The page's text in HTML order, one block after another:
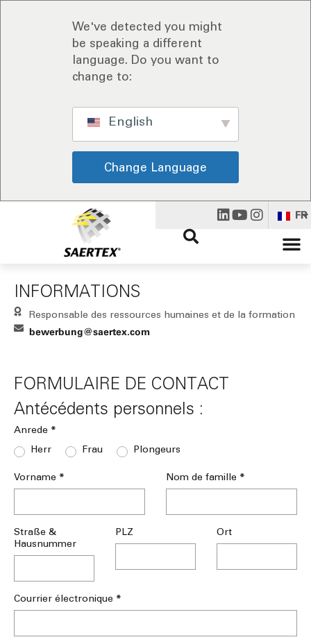
We've detected you might
be speaking a different
language. Do you want to
change to:
English
Change Language
FR
INFORMATIONS
Responsable des ressources humaines et de la formation
bewerbung@saertex.com
FORMULAIRE DE CONTACT
Antécédents personnels :
Anrede *
Herr Frau Plongeurs
Vorname * Nom de famille *
Straße &
Hausnummer
PLZ Ort
Courrier électronique *